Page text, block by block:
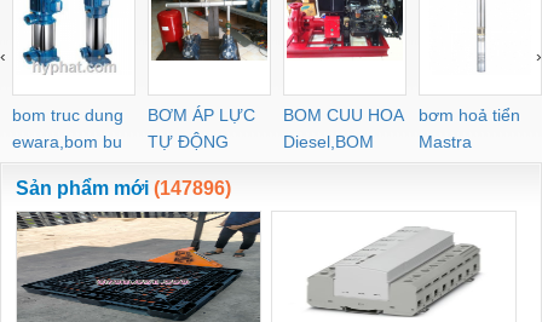
bom truc dung
ewara,bom bu
ewara
BƠM ÁP LỰC
TỰ ĐỘNG
BOM CUU HOA
Diesel,BOM
CHUA CHAY
bơm hoả tiển
Mastra
‹ ›
Sản phẩm mới (147896)